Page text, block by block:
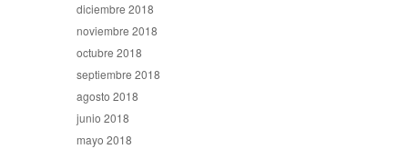
diciembre 2018
noviembre 2018
octubre 2018
septiembre 2018
agosto 2018
junio 2018
mayo 2018